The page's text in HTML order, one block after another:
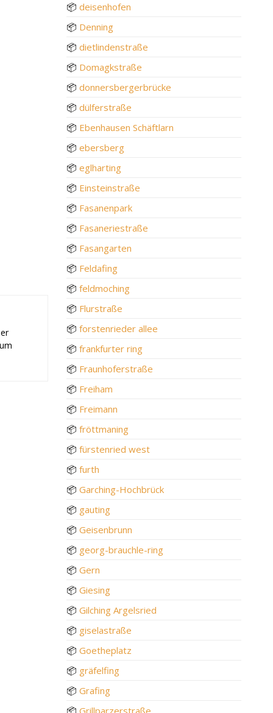
📦 deisenhofen
📦 Denning
📦 dietlindenstraße
📦 Domagkstraße
📦 donnersbergerbrücke
📦 dülferstraße
📦 Ebenhausen Schäftlarn
📦 ebersberg
📦 eglharting
📦 Einsteinstraße
📦 Fasanenpark
📦 Fasaneriestraße
📦 Fasangarten
📦 Feldafing
📦 feldmoching
📦 Flurstraße
📦 forstenrieder allee
📦 frankfurter ring
📦 Fraunhoferstraße
📦 Freiham
📦 Freimann
📦 fröttmaning
📦 fürstenried west
📦 furth
📦 Garching-Hochbrück
📦 gauting
📦 Geisenbrunn
📦 georg-brauchle-ring
📦 Gern
📦 Giesing
📦 Gilching Argelsried
📦 giselastraße
📦 Goetheplatz
📦 gräfelfing
📦 Grafing
📦 Grillparzerstraße